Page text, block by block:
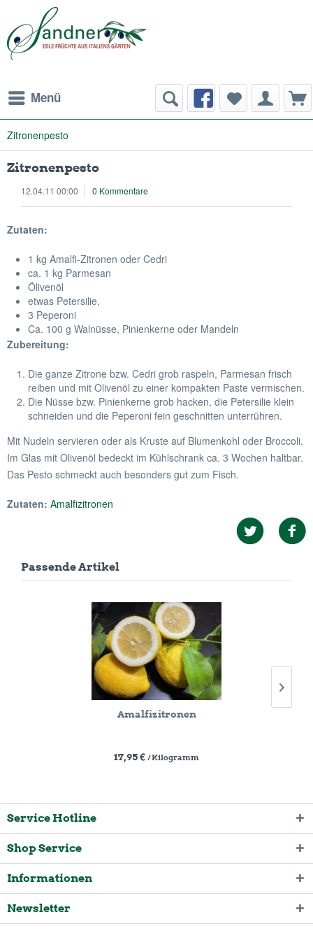
Menü
Zitronenpesto
Zitronenpesto
12.04.11 00:00 0 Kommentare
Zutaten:
1 kg Amalfi-Zitronen oder Cedri
ca. 1 kg Parmesan
Ölivenöl
etwas Petersilie,
3 Peperoni
Ca. 100 g Walnüsse, Pinienkerne oder Mandeln
Zubereitung:
Die ganze Zitrone bzw. Cedri grob raspeln, Parmesan frisch
reiben und mit Olivenöl zu einer kompakten Paste vermischen.
Die Nüsse bzw. Pinienkerne grob hacken, die Petersilie klein
schneiden und die Peperoni fein geschnitten unterrühren.
Mit Nudeln servieren oder als Kruste auf Blumenkohl oder Broccoli.
Im Glas mit Olivenöl bedeckt im Kühlschrank ca. 3 Wochen haltbar.
Das Pesto schmeckt auch besonders gut zum Fisch.
Zutaten: Amalfizitronen
Passende Artikel
Amalfizitronen
17,95 € / Kilogramm
Service Hotline
Shop Service
Informationen
Newsletter